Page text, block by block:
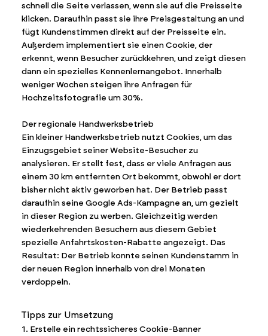
schnell die Seite verlassen, wenn sie auf die Preisseite
klicken. Daraufhin passt sie ihre Preisgestaltung an und
fügt Kundenstimmen direkt auf der Preisseite ein.
Außerdem implementiert sie einen Cookie, der
erkennt, wenn Besucher zurückkehren, und zeigt diesen
dann ein spezielles Kennenlernangebot. Innerhalb
weniger Wochen steigen ihre Anfragen für
Hochzeitsfotografie um 30%.
Der regionale Handwerksbetrieb
Ein kleiner Handwerksbetrieb nutzt Cookies, um das
Einzugsgebiet seiner Website-Besucher zu
analysieren. Er stellt fest, dass er viele Anfragen aus
einem 30 km entfernten Ort bekommt, obwohl er dort
bisher nicht aktiv geworben hat. Der Betrieb passt
daraufhin seine Google Ads-Kampagne an, um gezielt
in dieser Region zu werben. Gleichzeitig werden
wiederkehrenden Besuchern aus diesem Gebiet
spezielle Anfahrtskosten-Rabatte angezeigt. Das
Resultat: Der Betrieb konnte seinen Kundenstamm in
der neuen Region innerhalb von drei Monaten
verdoppeln.
Tipps zur Umsetzung
1. Erstelle ein rechtssicheres Cookie-Banner